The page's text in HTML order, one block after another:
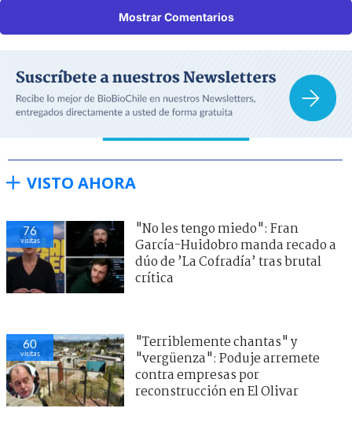
Mostrar Comentarios
VISTO AHORA
76
visitas
"No les tengo miedo": Fran
García-Huidobro manda recado a
dúo de ’La Cofradía’ tras brutal
crítica
60
visitas
"Terriblemente chantas" y
"vergüenza": Poduje arremete
contra empresas por
reconstrucción en El Olivar